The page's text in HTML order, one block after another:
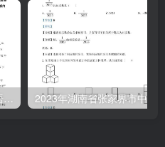
浙江省宁波市2021年中考英语试题（含答案）